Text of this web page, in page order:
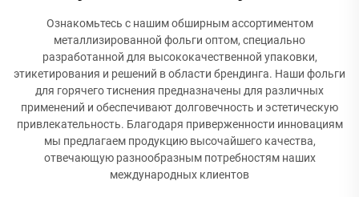
Ознакомьтесь с нашим обширным ассортиментом
металлизированной фольги оптом, специально
разработанной для высококачественной упаковки,
этикетирования и решений в области брендинга. Наши фольги
для горячего тиснения предназначены для различных
применений и обеспечивают долговечность и эстетическую
привлекательность. Благодаря приверженности инновациям
мы предлагаем продукцию высочайшего качества,
отвечающую разнообразным потребностям наших
международных клиентов